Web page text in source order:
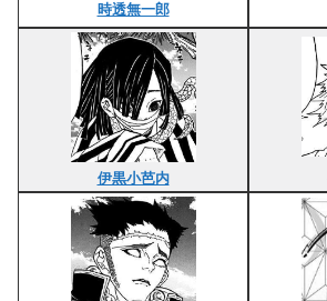
時透無一郎
伊黒小芭内